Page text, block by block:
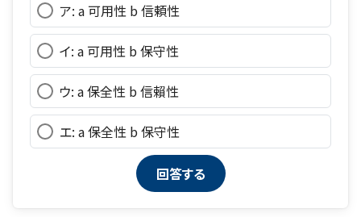
ア: a 可用性 b 信頼性
イ: a 可用性 b 保守性
ウ: a 保全性 b 信賴性
エ: a 保全性 b 保守性